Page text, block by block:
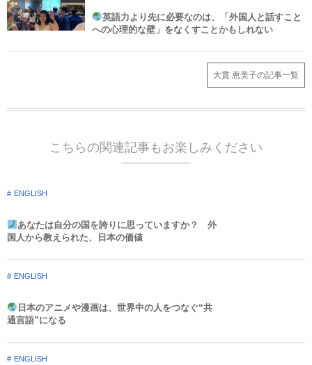
英語力より先に必要なのは、「外国人と話すこと
への心理的な壁」をなくすことかもしれない
大貫 恵美子の記事一覧
こちらの関連記事もお楽しみください
ENGLISH
あなたは自分の国を誇りに思っていますか？ 外
国人から教えられた、日本の価値
ENGLISH
日本のアニメや漫画は、世界中の人をつなぐ“共
通言語”になる
ENGLISH